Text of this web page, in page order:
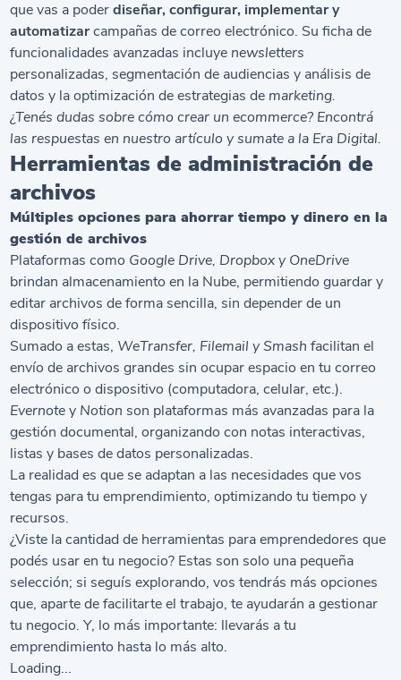
que vas a poderdiseñar, configurar, implementar y
automatizarcampañas de correo electrónico. Su ficha de
funcionalidades avanzadas incluye newsletters
personalizadas, segmentación de audiencias y análisis de
datos y la optimización de estrategias de marketing.
¿Tenés dudas sobrecómo crear un ecommerce? Encontrá
las respuestas en nuestro artículo y sumate a la Era Digital.
Herramientas de administración de
archivos
Múltiples opciones para ahorrar tiempo y dinero en la
gestión de archivos
Plataformas como Google Drive, Dropbox y OneDrive
brindan almacenamiento en la Nube, permitiendo guardar y
editar archivos de forma sencilla, sin depender de un
dispositivo físico.
Sumado a estas, WeTransfer, Filemail y Smash facilitan el
envío de archivos grandes sin ocupar espacio en tu correo
electrónico o dispositivo (computadora, celular, etc.).
Evernotey Notion son plataformas más avanzadas para la
gestión documental, organizando con notas interactivas,
listas y bases de datos personalizadas.
La realidad es que se adaptan a las necesidades que vos
tengas para tu emprendimiento, optimizando tu tiempo y
recursos.
¿Viste la cantidad de herramientas para emprendedores que
podés usar en tu negocio? Estas son solo una pequeña
selección; si seguís explorando, vos tendrás más opciones
que, aparte de facilitarte el trabajo, te ayudarán a gestionar
tu negocio. Y, lo más importante: llevarás a tu
emprendimiento hasta lo más alto.
Loading...